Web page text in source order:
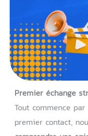
Premier échange
Tout commence
premier contact,